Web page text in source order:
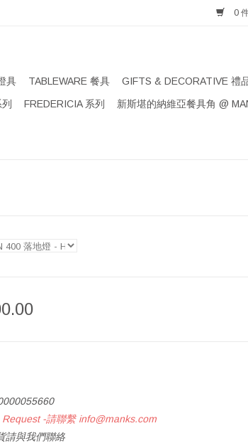
0
具 TABLEWARE 餐具
GIFTS & DECORATIVE 禮
FREDERICIA 系列 新斯堪的納維亞餐具角 @
Request -請聯繫info@manks.com
請與我們聯絡